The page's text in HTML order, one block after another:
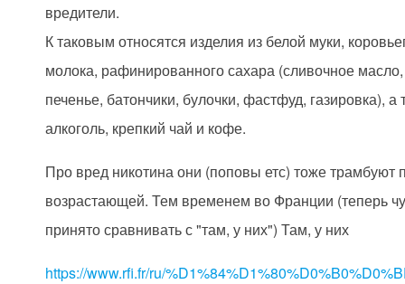
вредители.
К таковым относятся изделия из белой муки,
молока, рафинированного сахара (сливочное
печенье, батончики, булочки, фастфуд, газировка), а
алкоголь, крепкий чай и кофе.
Про вред никотина они (поповы етс) тоже трамбуют
возрастающей. Тем временем во Франции (теперь
принято сравнивать с "там, у них") Там, у них
https://www.rfi.fr/ru/